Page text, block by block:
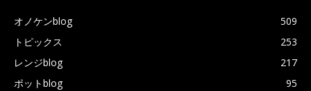
オノケンblog
509
トピックス
253
レンジblog
217
ポットblog
95